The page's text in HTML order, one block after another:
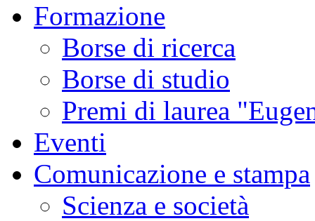
Formazione
Borse di ricerca
Borse di studio
Premi di laurea
Eventi
Comunicazione e stampa
Scienza e società